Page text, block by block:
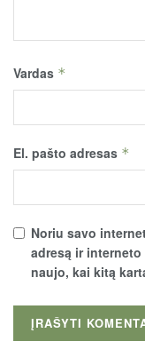
Vardas *
El. pašto adresas *
Noriu savo
adresą ir
naujo, kai kitą